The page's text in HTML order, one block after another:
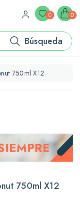
Búsqueda
0 0
750ml X12
750ml X12